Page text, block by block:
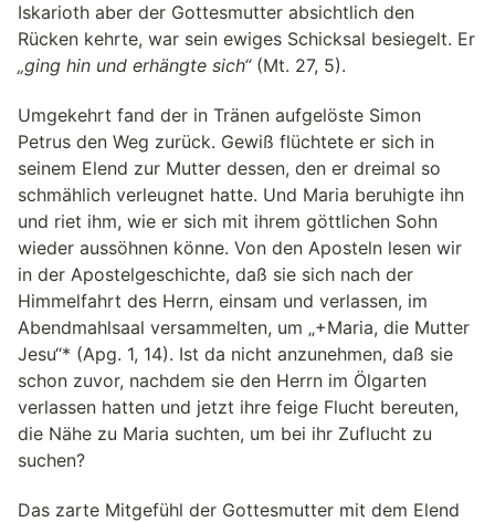
Iskarioth aber der Gottesmutter absichtlich den
Rücken kehrte, war sein ewiges Schicksal besiegelt. Er
„ging hin und erhängte sich“(Mt. 27, 5).
Umgekehrt fand der in Tränen aufgelöste Simon
Petrus den Weg zurück. Gewiß flüchtete er sich in
seinem Elend zur Mutter dessen, den er dreimal so
schmählich verleugnet hatte. Und Maria beruhigte ihn
und riet ihm, wie er sich mit ihrem göttlichen Sohn
wieder aussöhnen könne. Von den Aposteln lesen wir
in der Apostelgeschichte, daß sie sich nach der
Himmelfahrt des Herrn, einsam und verlassen, im
Abendmahlsaal versammelten, um „+Maria, die Mutter
Jesu“* (Apg. 1, 14). Ist da nicht anzunehmen, daß sie
schon zuvor, nachdem sie den Herrn im Ölgarten
verlassen hatten und jetzt ihre feige Flucht bereuten,
die Nähe zu Maria suchten, um bei ihr Zuflucht zu
suchen?
Das zarte Mitgefühl der Gottesmutter mit dem Elend